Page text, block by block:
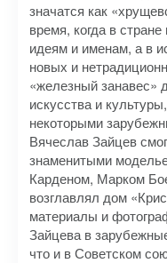
значатся как
время, когда в
идеям и именам, а в
новых и
«железный занавес»
искусства и
некоторыми
Вячеслав Зайцев
знаменитыми
Карденом, Марком
возглавлял дом
материалы и
Зайцева в
что и в Советском